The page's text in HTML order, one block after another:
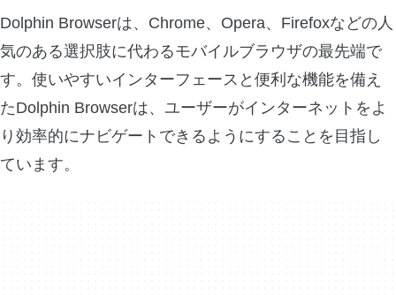
Dolphin Browserは、Chrome、Opera、Firefoxなどの人
気のある選択肢に代わるモバイルブラウザの最先端で
す。使いやすいインターフェースと便利な機能を備え
たDolphin Browserは、ユーザーがインターネットをよ
り効率的にナビゲートできるようにすることを目指し
ています。